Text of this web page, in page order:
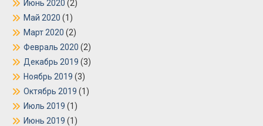
Июнь 2020 (2)
Май 2020 (1)
Март 2020 (2)
Февраль 2020 (2)
Декабрь 2019 (3)
Ноябрь 2019 (3)
Октябрь 2019 (1)
Июль 2019 (1)
Июнь 2019 (1)